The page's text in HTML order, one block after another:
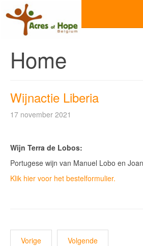
Home
Wijnactie Liberia
17 november 2021
Wijn Terra de Lobos:
Portugese wijn van Manuel Lobo en
Klik hier voor het bestelformulier.
Vorige Volgende